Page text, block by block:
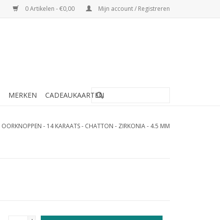
0 Artikelen - €0,00 Mijn account / Registreren
MERKEN CADEAUKAARTEN
- 14 KARAATS - CHATTON - ZIRKONIA - 4.5 MM